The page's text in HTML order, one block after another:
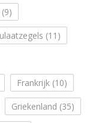
(9)
(11)
Frankrijk(10)
Griekenland (35)